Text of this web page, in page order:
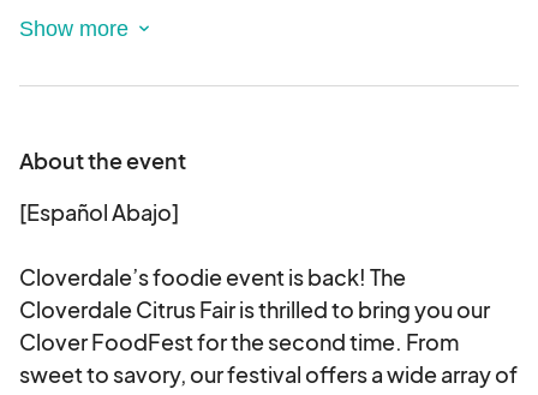
approving this agreement electronically. We
products or diverse cuisine. Our Clover
have two different-sized booths: a 12’ x 18’ booth
for $100.00, and Food Trucks for $175.00. Each
booth has two tables and two chairs (additional
To sign up for a booth(s), fill out an application
and submit it. You will receive feedback from
Citrus Fair staff within 72 hours after applying. We
About the event
[Español Abajo]
Cloverdale’s foodie event is back! The
Cloverdale Citrus Fair is thrilled to bring you our
Clover FoodFest for the second time. From
sweet to savory, our festival offers a wide array of